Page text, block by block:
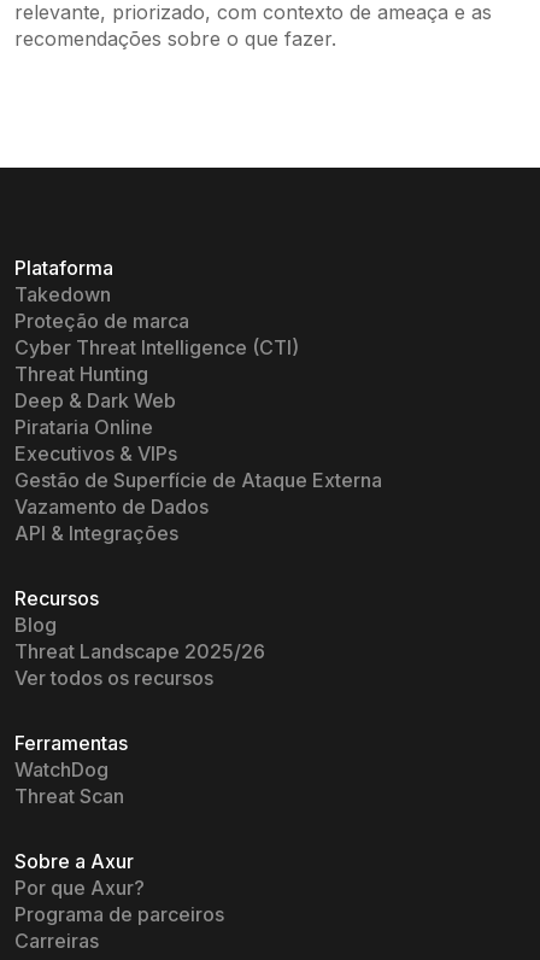
relevante, priorizado, com contexto de ameaça e as
recomendações sobre o que fazer.
Plataforma
Takedown
Proteção de marca
Cyber Threat Intelligence (CTI)
Threat Hunting
Deep & Dark Web
Pirataria Online
Executivos & VIPs
Gestão de Superfície de Ataque Externa
Vazamento de Dados
API & Integrações
Recursos
Blog
Threat Landscape 2025/26
Ver todos os recursos
Ferramentas
WatchDog
Threat Scan
Sobre a Axur
Por que Axur?
Programa de parceiros
Carreiras